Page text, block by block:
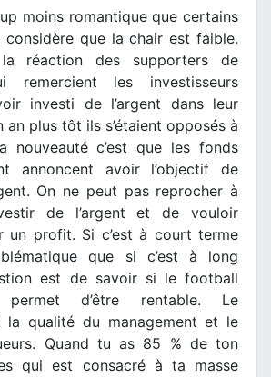
moins romantique que certains
considère que la chair est faible.
réaction des supporters de
remercient les investisseurs
investi de l’argent dans leur
an plus tôt ils s’étaient opposés à
nouveauté c’est que les fonds
annoncent avoir l’objectif de
On ne peut pas reprocher à
de l’argent et de vouloir
un profit. Si c’est à court terme
que si c’est à long
est de savoir si le football
permet d’être rentable. Le
la qualité du management et le
Quand tu as 85 % de ton
qui est consacré à ta masse